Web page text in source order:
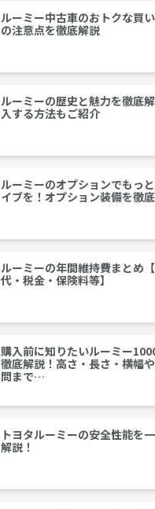
ルーミー中古車のおトクな買
の注意点を徹底解説
ルーミーの歴史と魅力を徹底
入する方法もご紹介
ルーミーのオプションでもっ
イブを！オプション装備を徹
ルーミーの年間維持費まとめ
代・税金・保険料等】
購入前に知りたいルーミー
徹底解説！高さ・長さ・横幅
問まで…
トヨタルーミーの安全性能を
解説！